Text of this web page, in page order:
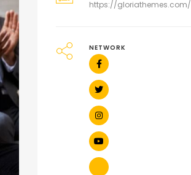
https://gloriathemes.com/
NETWORK